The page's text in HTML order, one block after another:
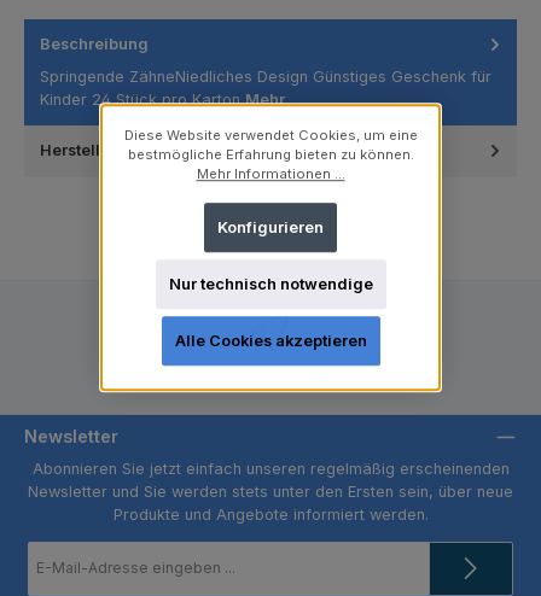
Beschreibung
Springende ZähneNiedliches Design Günstiges Geschenk für
Kinder 24 Stück pro KartonMehr
Hersteller
Newsletter
Abonnieren Sie jetzt einfach unseren regelmäßig erscheinenden
Newsletter und Sie werden stets unter den Ersten sein, über neue
Produkte und Angebote informiert werden.
Mail-
Diese Website verwendet Cookies, um eine
bestmögliche Erfahrung bieten zu können.
Mehr Informationen ...
Nur technisch notwendige
Konfigurieren
Alle Cookies akzeptieren